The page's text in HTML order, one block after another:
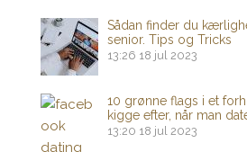
Sådan finder du
senior. Tips og Tricks
13:26 18 jul 2023
10 grønne flags i et
kigge efter, når man
13:20 18 jul 2023